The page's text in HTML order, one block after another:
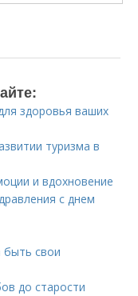
здоровья ваших
туризма в
и вдохновение
с днем
быть свои
до старости